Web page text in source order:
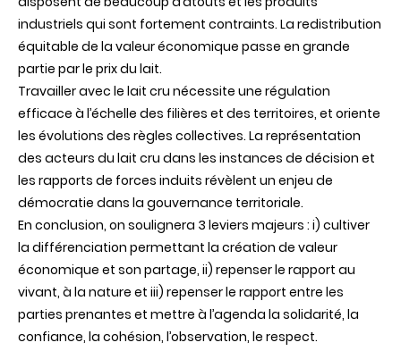
industriels qui sont fortement contraints. La redistribution
équitable de la valeur économique passe en grande
partie par le prix du lait.
Travailler avec le lait cru nécessite une régulation
efficace à l’échelle des filières et des territoires, et oriente
les évolutions des règles collectives. La représentation
des acteurs du lait cru dans les instances de décision et
les rapports de forces induits révèlent un enjeu de
démocratie dans la gouvernance territoriale.
En conclusion, on soulignera 3 leviers majeurs : i) cultiver
la différenciation permettant la création de valeur
économique et son partage, ii) repenser le rapport au
vivant, à la nature et iii) repenser le rapport entre les
parties prenantes et mettre à l’agenda la solidarité, la
confiance, la cohésion, l’observation, le respect.